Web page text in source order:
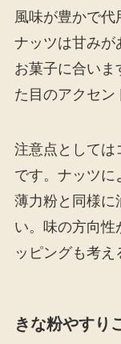
風味が豊かで
ナッツは甘みが
お菓子に合いま
た目のアクセン
注意点としては
です。ナッツに
薄力粉と同様に
い。味の方向性
ッピングも考え
きな粉やすり